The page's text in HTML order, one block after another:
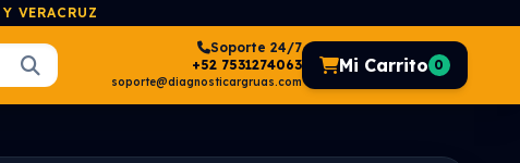
VERACRUZ
Soporte 24/7
+52 7531274063
soporte@diagnosticargruas.com
Mi Carrito 0